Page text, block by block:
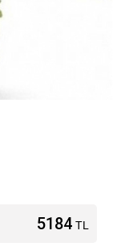
5184 TL